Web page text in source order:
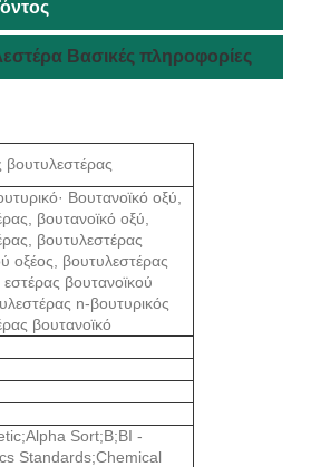
Βασικές πληροφορίες
βουτυλεστέρας
Βουτανοϊκό οξύ,
βουτανοϊκό οξύ,
βουτυλεστέρας
οξέος, βουτυλεστέρας
εστέρας βουτανοϊκού
n-βουτυρικός
βουτανοϊκό
Sort;B;BI -
Standards;Chemical